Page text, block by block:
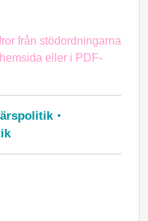
från stödordningarna
eller i PDF-